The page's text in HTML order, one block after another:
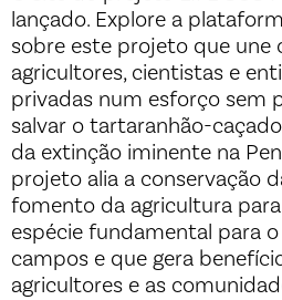
lançado. Explore a
sobre este projeto que une
agricultores, cientistas e
privadas num esforço sem
salvar o tartaranhão-
da extinção iminente na
projeto alia a conservação
fomento da agricultura
espécie fundamental para
campos e que gera
agricultores e as